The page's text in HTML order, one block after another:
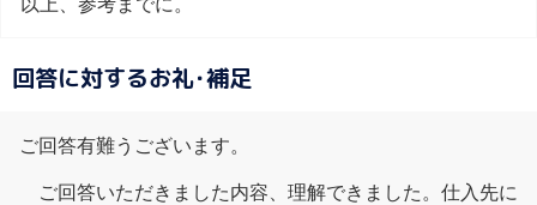
回答に対するお礼･補足
ご回答有難うございます。
ご回答いただきました内容、理解できました。仕入先に